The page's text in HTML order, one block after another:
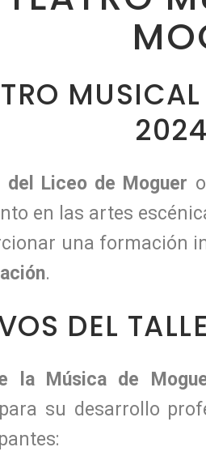
Liceo de Moguer
en las artes
una formación
.
DEL
la Música de
su desarrollo